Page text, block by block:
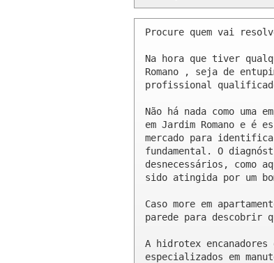
Procure quem vai
Na hora que tiver
Romano , seja de
profissional
Não há nada como uma
em Jardim Romano e é
mercado para
fundamental. O
desnecessários, como
sido atingida por um
Caso more em
parede para descobrir
A hidrotex
especializados em